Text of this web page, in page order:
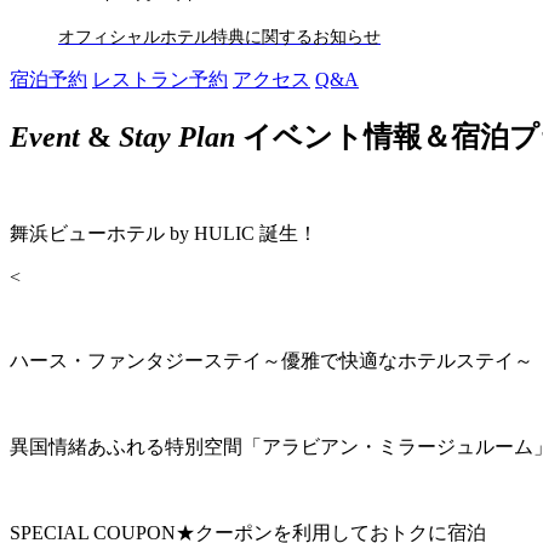
オフィシャルホテル特典に関するお知らせ
宿泊予約 レストラン予約 アクセス Q&A
Event& Stay Plan イベント情報＆宿泊
舞浜ビューホテル by HULIC 誕生！
<
ハース・ファンタジーステイ～優雅で快適なホテルステイ～
異国情緒あふれる特別空間「アラビアン・ミラージュルーム
SPECIAL COUPON★クーポンを利用しておトクに宿泊